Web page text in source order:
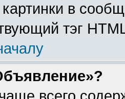
в
тэг